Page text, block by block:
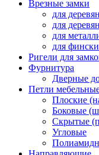
Врезные замки
для
для
для
для
Ригели для
Фурнитура
Дверные
Петли
Плоские
Боковые
Скрытые
Угловые